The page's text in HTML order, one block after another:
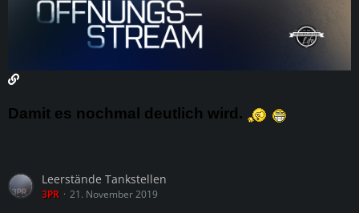
Damit es nochmal deutlich wird.
Leerstände Tankstellen
3PR 21. November 2019